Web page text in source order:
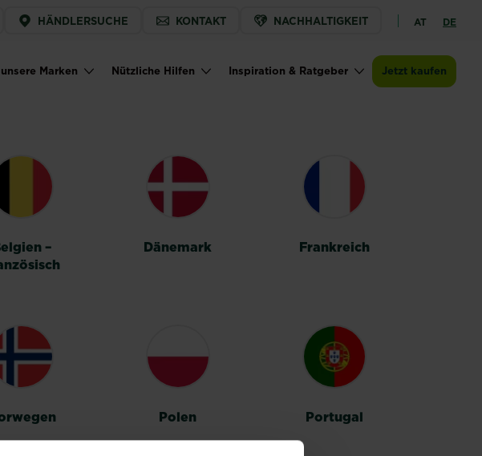
HÄNDLERSUCHE KONTAKT NACHHALTIGKEIT AT DE
Marken Nützliche Hilfen Inspiration & Ratgeber Jetzt kaufen
–
Dänemark Frankreich
Polen Portugal